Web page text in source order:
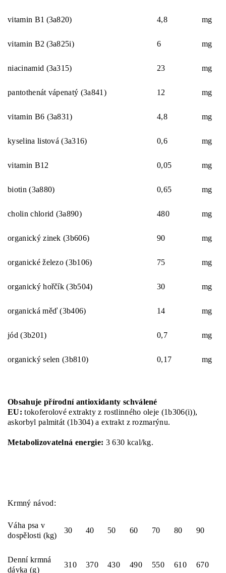
vitamin B1 (3a820) 4,8 mg
vitamin B2 (3a825i) 6 mg
niacinamid (3a315) 23 mg
pantothenát vápenatý (3a841) 12 mg
vitamin B6 (3a831) 4,8 mg
kyselina listová (3a316) 0,6 mg
vitamin B12 0,05 mg
biotin (3a880) 0,65 mg
cholin chlorid (3a890) 480 mg
organický zinek (3b606) 90 mg
organické železo (3b106) 75 mg
organický hořčík (3b504) 30 mg
organická měď (3b406) 14 mg
jód (3b201) 0,7 mg
organický selen (3b810) 0,17 mg
Obsahuje přírodní antioxidanty schválené
EU: tokoferolové extrakty z rostlinného oleje (1b306(i)),
askorbyl palmitát (1b304) a extrakt z rozmarýnu.
Metabolizovatelná energie: 3 630 kcal/kg.
Krmný návod:
Váha psa v
dospělosti (kg)
30 40 50 60 70 80 90
Denní krmná
dávka (g)
310 370 430 490 550 610 670